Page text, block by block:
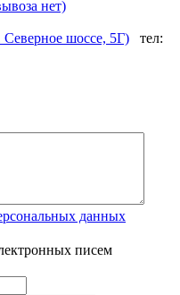
нет)
Северное шоссе, 5Г)
тел:
данных
писем